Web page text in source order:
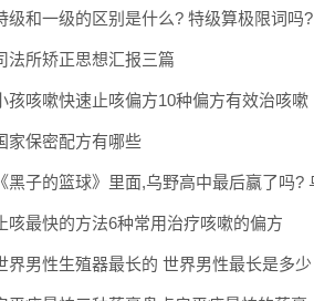
级和一级的区别是什么? 特级算极限词吗?
法所矫正思想汇报三篇
孩咳嗽快速止咳偏方10种偏方有效治咳嗽
家保密配方有哪些
咳最快的方法6种常用治疗咳嗽的偏方
界男性生殖器最长的 世界男性最长是多少